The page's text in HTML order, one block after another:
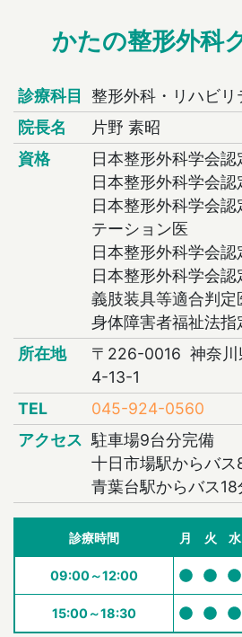
かたの整形外科
診療科目
整形外科・リハビ
院長名
片野 素昭
資格
日本整形外科学会
日本整形外科学会
日本整形外科学会
テーション医
日本整形外科学会
日本整形外科学会
義肢装具等適合判定
身体障害者福祉法指
所在地
〒226-0016 神奈川
4-13-1
TEL
045-924-0560
アクセス 駐車場9台分完備
十日市場駅からバス
青葉台駅からバス18
診療時間 月 火 水
09:00～12:00
15:00～18:30